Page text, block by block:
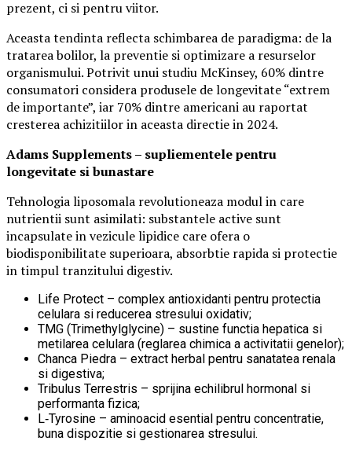
prezent, ci si pentru viitor.
Aceasta tendinta reflecta schimbarea de paradigma: de la
tratarea bolilor, la preventie si optimizare a resurselor
organismului. Potrivit unui studiu McKinsey, 60% dintre
consumatori considera produsele de longevitate “extrem
de importante”, iar 70% dintre americani au raportat
cresterea achizitiilor in aceasta directie in 2024.
Adams Supplements – supliementelepentru
longevitate si bunastare
Tehnologia liposomala revolutioneaza modul in care
nutrientii sunt asimilati: substantele active sunt
incapsulate in vezicule lipidice care ofera o
biodisponibilitate superioara, absorbtie rapida si protectie
in timpul tranzitului digestiv.
Life Protect – complex antioxidanti pentru protectia
celulara si reducerea stresului oxidativ;
TMG (Trimethylglycine) – sustine functia hepatica si
metilarea celulara (reglarea chimica a activitatii genelor);
Chanca Piedra – extract herbal pentru sanatatea renala
si digestiva;
Tribulus Terrestris – sprijina echilibrul hormonal si
performanta fizica;
L‑Tyrosine – aminoacid esential pentru concentratie,
buna dispozitie si gestionarea stresului.